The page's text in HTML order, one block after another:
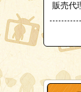
販売代